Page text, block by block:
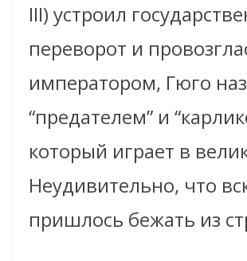
III) устроил
переворот и
императором, Гюго
“предателем” и
который играет в
Неудивительно, что
пришлось бежать из